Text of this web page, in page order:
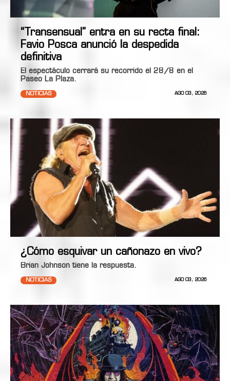
“Transensual” entra en su recta final:
Favio Posca anunció la despedida
definitiva
El espectáculo cerrará su recorrido el 28/8 en el
Paseo La Plaza.
NOTICIAS AGO 03, 2026
¿Cómo esquivar un cañonazo en vivo?
Brian Johnson tiene la respuesta.
NOTICIAS AGO 03, 2026